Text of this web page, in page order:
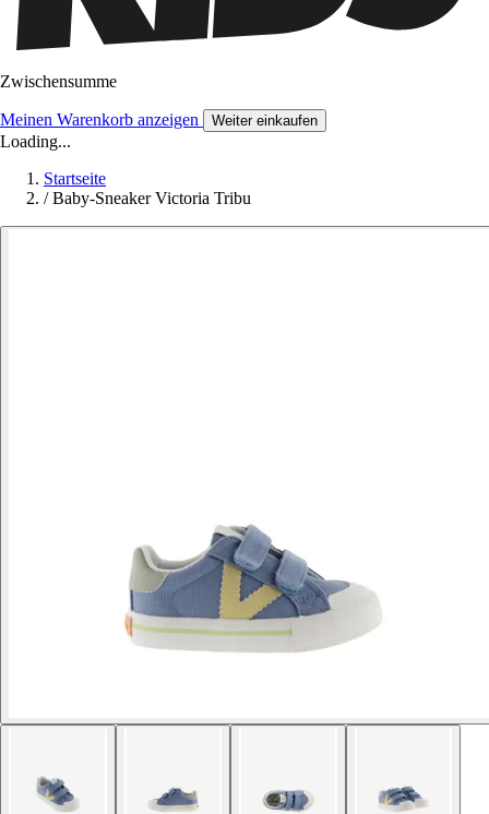
Zwischensumme
Meinen Warenkorb anzeigen Weiter einkaufen
Loading...
Startseite
/ Baby-Sneaker Victoria Tribu